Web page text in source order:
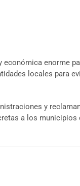
enorme
locales para
y
a los municipios